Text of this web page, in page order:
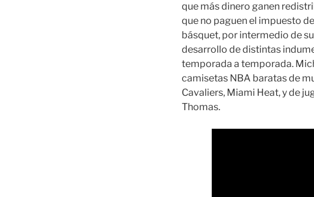
que más dinero ganen
que no paguen el impuesto
básquet, por intermedio de
desarrollo de distintas
temporada a temporada.
camisetas NBA baratas de
Cavaliers, Miami Heat, y de
Thomas.